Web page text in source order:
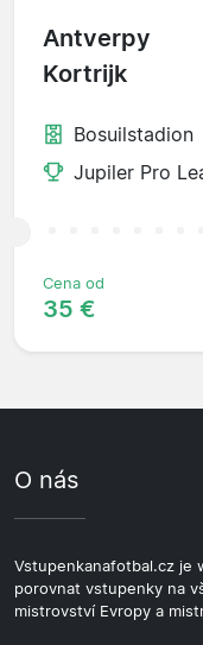
Antverpy
Kortrijk
Bosuilstadion
Jupiler Pro
Cena od
35 €
O nás
Vstupenkanafotbal.cz je
porovnat vstupenky na
mistrovství Evropy a